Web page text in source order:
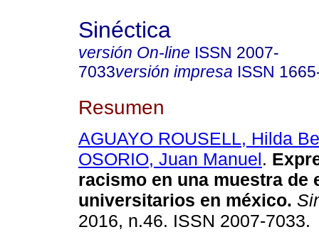
Sinéctica
versión On-line ISSN 2007-
7033versión impresa ISSN
Resumen
AGUAYO ROUSELL, Hilda
OSORIO, Juan Manuel.
racismo en una muestra de
universitarios en méxico.
2016, n.46. ISSN 2007-7033.